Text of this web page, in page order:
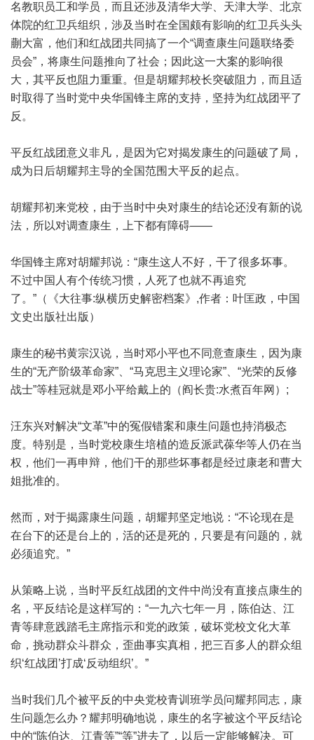
名教职员工和学员，而且还涉及清华大学、天津大学、北京
体院的红卫兵组织，涉及当时在全国颇有影响的红卫兵头头
蒯大富，他们和红战团共同搞了一个“调查康生问题联络委
员会”，将康生问题推向了社会；因此这一大案的影响很
大，其平反也阻力重重。但是胡耀邦校长突破阻力，而且适
时取得了当时党中央华国锋主席的支持，坚持为红战团平了
反。
平反红战团意义非凡，是因为它对揭发康生的问题破了局，
成为日后胡耀邦主导的全国范围大平反的起点。
胡耀邦初来党校，由于当时中央对康生的结论还没有新的说
法，所以对调查康生，上下都有障碍——
华国锋主席对胡耀邦说：“康生这人不好，干了很多坏事。
不过中国人有个传统习惯，人死了也就不再追究
了。”（《大往事:纵横历史解密档案》,作者：叶匡政，中国
文史出版社出版）
康生的秘书黄宗汉说，当时邓小平也不同意查康生，因为康
生的“无产阶级革命家”、“马克思主义理论家”、“光荣的反修
战士”等桂冠就是邓小平给戴上的（阎长贵:水煮百年网）;
汪东兴对解决“文革”中的冤假错案和康生问题也持消极态
度。特别是，当时党校康生培植的造反派武葆华等人仍在当
权，他们一再申辩，他们干的那些坏事都是经过康老和曹大
姐批准的。
然而，对于揭露康生问题，胡耀邦坚定地说：“不论现在是
在台下的还是台上的，活的还是死的，只要是有问题的，就
必须追究。”
从策略上说，当时平反红战团的文件中尚没有直接点康生的
名，平反结论是这样写的：“一九六七年一月，陈伯达、江
青等肆意践踏毛主席指示和党的政策，破坏党校文化大革
命，挑动群众斗群众，歪曲事实真相，把三百多人的群众组
织‘红战团’打成‘反动组织’。”
当时我们几个被平反的中央党校青训班学员问耀邦同志，康
生问题怎么办？耀邦明确地说，康生的名字被这个平反结论
中的“陈伯达、江青等”“等”进去了，以后一定能够解决。可